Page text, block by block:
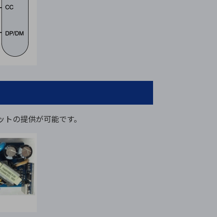
の提供が可能です。